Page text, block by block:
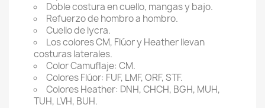
Doble costura en cuello, mangas y bajo.
Refuerzo de hombro a hombro.
Cuello de lycra.
Los colores CM, Flúor y Heather llevan
costuras laterales.
Color Camuflaje: CM.
Colores Flúor: FUF, LMF, ORF, STF.
Colores Heather: DNH, CHCH, BGH, MUH,
TUH, LVH, BUH.